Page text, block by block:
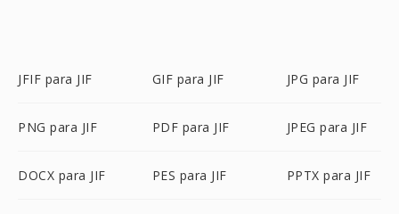
JFIF para JIF GIF para JIF JPG para JIF
PNG para JIF PDF para JIF JPEG para JIF
DOCX para JIF PES para JIF PPTX para JIF